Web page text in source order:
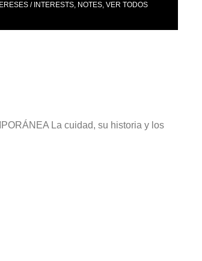
/ INTERESTS, NOTES, VER TODOS
La cuidad, su historia y los